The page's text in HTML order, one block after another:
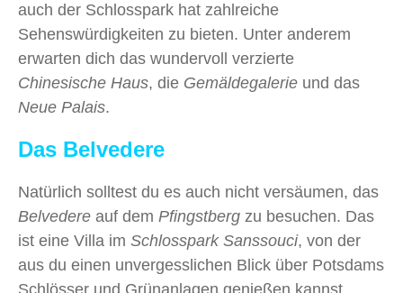
auch der Schlosspark hat zahlreiche
Sehenswürdigkeiten zu bieten. Unter anderem
erwarten dich das wundervoll verzierte
Chinesische Haus, die Gemäldegalerie und das
Neue Palais.
Das Belvedere
Natürlich solltest du es auch nicht versäumen, das
Belvedere auf dem Pfingstberg zu besuchen. Das
ist eine Villa im Schlosspark Sanssouci, von der
aus du einen unvergesslichen Blick über Potsdams